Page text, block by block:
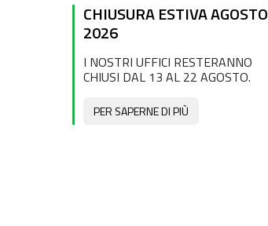
CHIUSURA ESTIVA AGOSTO
2026
I NOSTRI UFFICI RESTERANNO
CHIUSI DAL 13 AL 22 AGOSTO.
PER SAPERNE DI PIÙ